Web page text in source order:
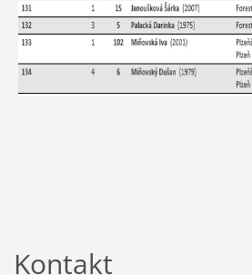
Kontakt